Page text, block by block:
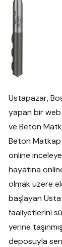
Ustapazar,
yapan bir
ve Beton
Beton
online
hayatına
olmak üzere
başlayan
faaliyetlerini
yerine
deposuyla